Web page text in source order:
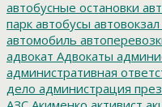
автобусные остановки
парк автобусы автовокзал
автомобиль
адвокат Адвокаты
административная
дело администрация